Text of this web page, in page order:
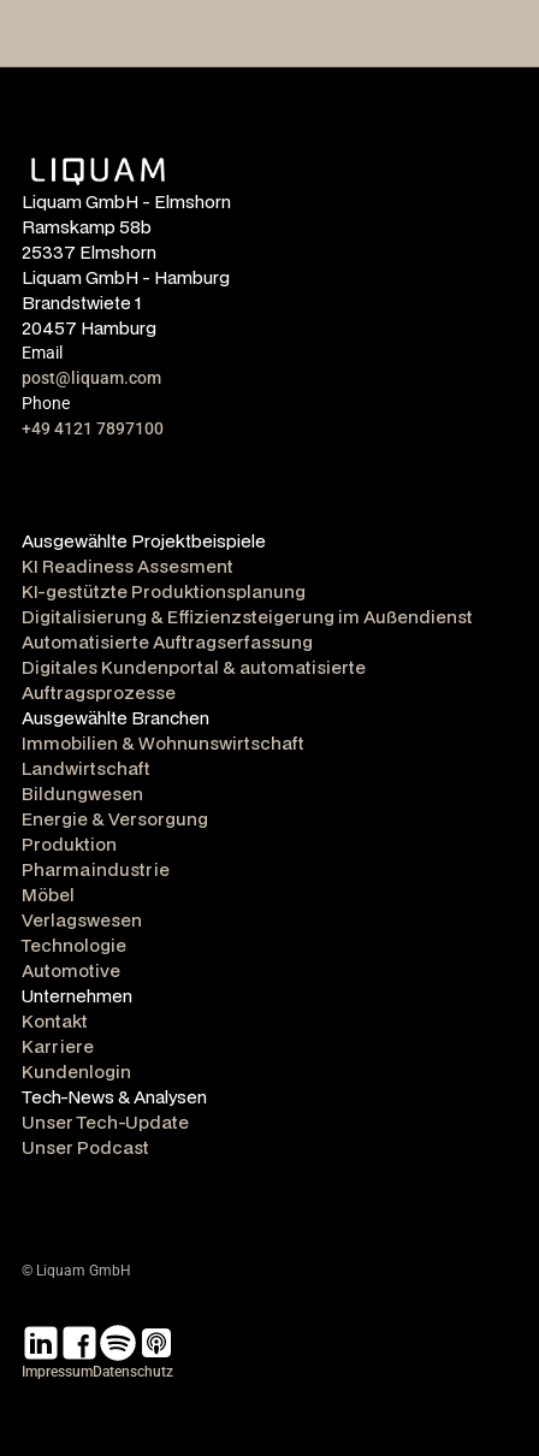
Liquam GmbH - Elmshorn
Ramskamp 58b
25337 Elmshorn
Liquam GmbH - Hamburg
Brandstwiete 1
20457 Hamburg
Email
post@liquam.com
Phone
+49 4121 7897100
Ausgewählte Projektbeispiele
KI Readiness Assesment
KI-gestützte Produktionsplanung
Digitalisierung & Effizienzsteigerung im Außendienst
Automatisierte Auftragserfassung
Digitales Kundenportal & automatisierte
Auftragsprozesse
Ausgewählte Branchen
Immobilien & Wohnunswirtschaft
Landwirtschaft
Bildungwesen
Energie & Versorgung
Produktion
Pharmaindustrie
Möbel
Verlagswesen
Technologie
Automotive
Unternehmen
Kontakt
Karriere
Kundenlogin
Tech-News & Analysen
Unser Tech-Update
Unser Podcast
© Liquam GmbH
ImpressumDatenschutz